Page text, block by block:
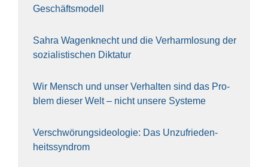
Geschäfts­mo­dell
Sahra Wagen­knecht und die Ver­harm­lo­sung der
sozia­lis­ti­schen Dik­ta­tur
Wir Mensch und unser Ver­hal­ten sind das Pro­
blem die­ser Welt – nicht unse­re Sys‍te‍me
Ver­schwö­rungs­ideo­lo­gie: Das Unzufrieden­
heitssyndrom